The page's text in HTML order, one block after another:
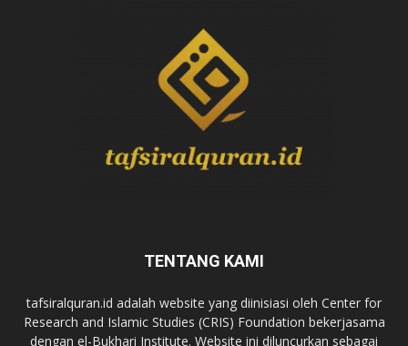
TENTANG KAMI
tafsiralquran.id adalah website yang diinisiasi oleh Center for
Research and Islamic Studies (CRIS) Foundation bekerjasama
dengan el-Bukhari Institute. Website ini diluncurkan sebagai